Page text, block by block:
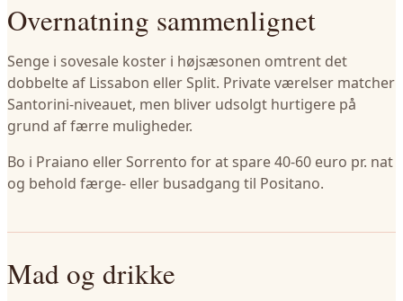
Overnatning sammenlignet
Senge i sovesale koster i højsæsonen omtrent det
dobbelte af Lissabon eller Split. Private værelser matcher
Santorini-niveauet, men bliver udsolgt hurtigere på
grund af færre muligheder.
Bo i Praiano eller Sorrento for at spare 40-60 euro pr. nat
og behold færge- eller busadgang til Positano.
Mad og drikke